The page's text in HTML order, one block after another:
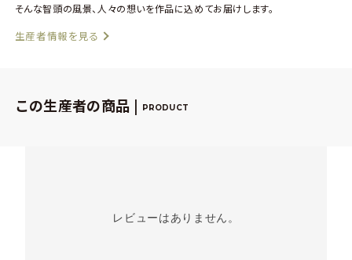
そんな智頭の風景、人々の想いを作品に込めてお届けします。
生産者情報を見る
この生産者の商品 | PRODUCT
レビューはありません。